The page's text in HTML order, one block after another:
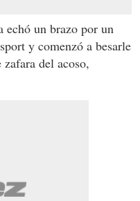
echó un brazo por un
y comenzó a besarle
del acoso,